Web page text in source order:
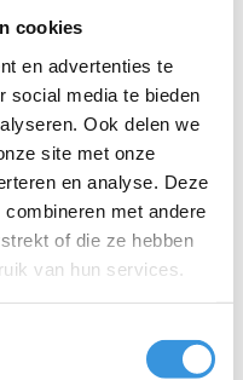
cookies
en advertenties te
social media te bieden
Ook delen we
site met onze
en analyse. Deze
met andere
of die ze hebben
van hun services.
kan wegspringen, dus
vloer)
helemaal los
volgorde
stel je de spanning
knopje te draaien.
dichtgaan.